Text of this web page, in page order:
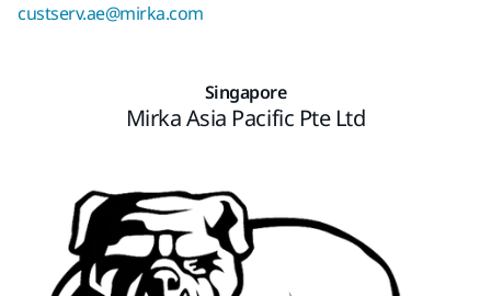
custserv.ae@mirka.com
Singapore
Mirka Asia Pacific Pte Ltd